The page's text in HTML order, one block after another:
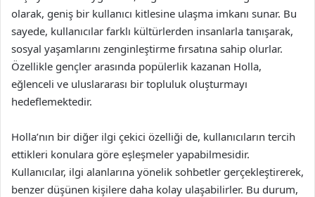
olarak, geniş bir kullanıcı kitlesine ulaşma imkanı sunar. Bu
sayede, kullanıcılar farklı kültürlerden insanlarla tanışarak,
sosyal yaşamlarını zenginleştirme fırsatına sahip olurlar.
Özellikle gençler arasında popülerlik kazanan Holla,
eğlenceli ve uluslararası bir topluluk oluşturmayı
hedeflemektedir.
Holla’nın bir diğer ilgi çekici özelliği de, kullanıcıların tercih
ettikleri konulara göre eşleşmeler yapabilmesidir.
Kullanıcılar, ilgi alanlarına yönelik sohbetler gerçekleştirerek,
benzer düşünen kişilere daha kolay ulaşabilirler. Bu durum,